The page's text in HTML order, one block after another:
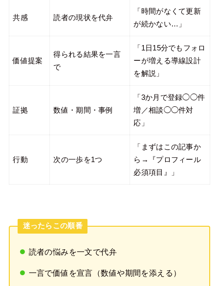
共感 読者の現状を代弁
「時間がなくて更新
が続かない…」
価値提案
得られる結果を一言
で
「1日15分でもフォロ
ーが増える導線設計
を解説」
証拠 数値・期間・事例
「3か月で登録◯◯件
増／相談◯◯件対
応」
行動 次の一歩を1つ
「まずはこの記事か
ら→『プロフィール
必須項目』」
迷ったらこの順番
読者の悩みを一文で代弁
一言で価値を宣言（数値や期間を添える）